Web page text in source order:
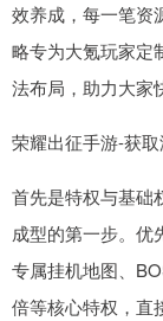
效养成，每一笔资
略专为大氪玩家定
法布局，助力大家
荣耀出征手游-获
首先是特权与基础
成型的第一步。优
专属挂机地图、
倍等核心特权，直